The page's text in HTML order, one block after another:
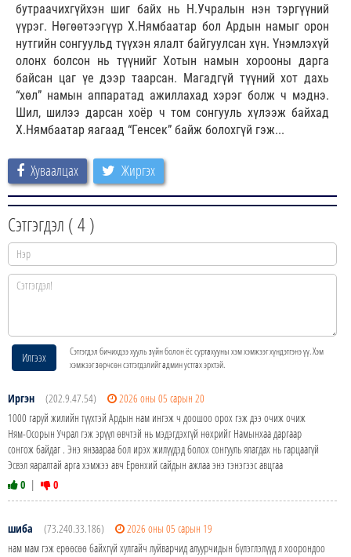
бутраачихгүйхэн шиг байх нь Н.Учралын нэн тэргүүний
үүрэг. Нөгөөтээгүүр Х.Нямбаатар бол Ардын намыг орон
нутгийн сонгуульд түүхэн ялалт байгуулсан хүн. Үнэмлэхүй
олонх болсон нь түүнийг Хотын намын хорооны дарга
байсан цаг үе дээр таарсан. Магадгүй түүний хот дахь
“хөл” намын аппаратад ажиллахад хэрэг болж ч мэднэ.
Шил, шилээ дарсан хоёр ч том сонгууль хүлээж байхад
Х.Нямбаатар яагаад “Генсек” байж болохгүй гэж...
Хуваалцах Жиргэх
Сэтгэгдэл (4)
Илгээх
Сэтгэгдэл бичихдээ хууль зүйн болон ёс суртахууны хэм хэмжээг хүндэтгэнэ үү. Хэм
хэмжээг зөрчсөн сэтгэгдэлийг админ устгах эрхтэй.
Иргэн (202.9.47.54)
2026 оны 05 сарын 20
1000 гаруй жилийн түүхтэй Ардын нам ингэж ч доошоо орох гэж дээ очиж очиж
Ням-Осорын Учрал гэж эрүүл өвчтэй нь мэдэгдэхгүй нөхрийг Намынхаа даргаар
сонгож байдаг . Энэ янзаараа бол ирэх жилүүдэд болох сонгууль ялагдах нь гарцаагүй
Эсвэл яаралтай арга хэмжээ авч Ерөнхий сайдын ажлаа энэ тэнэгээс авцгаа
0 | 0
шиба (73.240.33.186)
2026 оны 05 сарын 19
нам мам гэж ерөөсөө байхгүй хулгайч луйварчид алуурчидын бүлэглэлүүд л хоорондоо